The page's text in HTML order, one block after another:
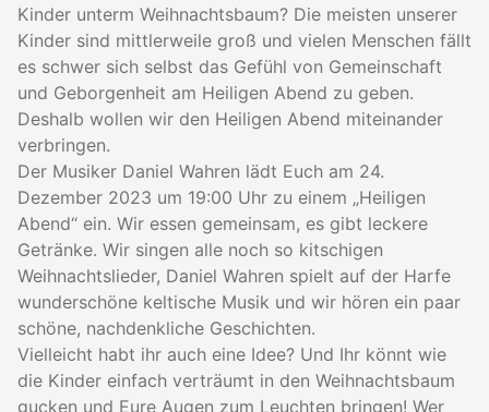
Kinder unterm Weihnachtsbaum? Die meisten unserer
Kinder sind mittlerweile groß und vielen Menschen fällt
es schwer sich selbst das Gefühl von Gemeinschaft
und Geborgenheit am Heiligen Abend zu geben.
Deshalb wollen wir den Heiligen Abend miteinander
verbringen.
Der Musiker Daniel Wahren lädt Euch am 24.
Dezember 2023 um 19:00 Uhr zu einem „Heiligen
Abend“ ein. Wir essen gemeinsam, es gibt leckere
Getränke. Wir singen alle noch so kitschigen
Weihnachtslieder, Daniel Wahren spielt auf der Harfe
wunderschöne keltische Musik und wir hören ein paar
schöne, nachdenkliche Geschichten.
Vielleicht habt ihr auch eine Idee? Und Ihr könnt wie
die Kinder einfach verträumt in den Weihnachtsbaum
gucken und Eure Augen zum Leuchten bringen! Wer